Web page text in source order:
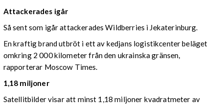
Attackerades igår
Så sent som igår attackerades Wildberries i Jekaterinburg.
En kraftig brand utbröt i ett av kedjans logistikcenter beläget
omkring 2 000 kilometer från den ukrainska gränsen,
rapporterar Moscow Times.
1,18 miljoner
Satellitbilder visar att minst 1,18 miljoner kvadratmeter av